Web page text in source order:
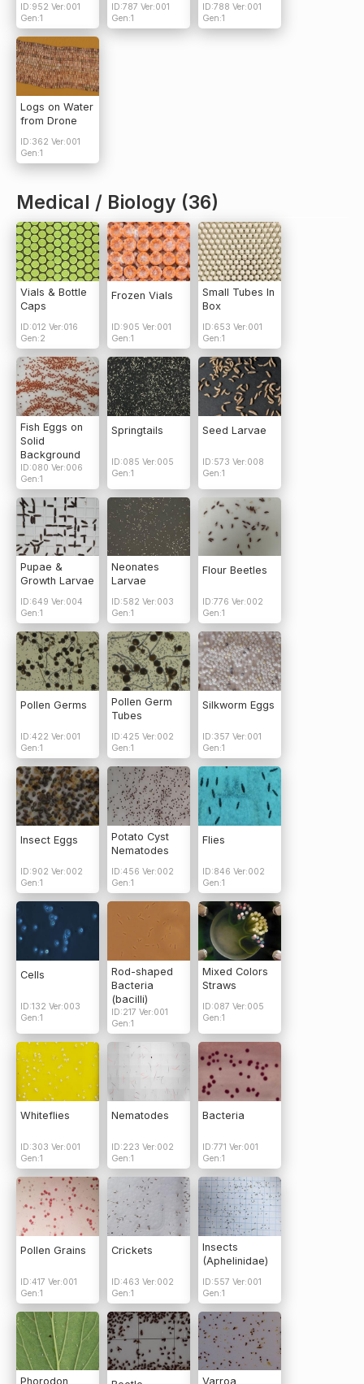
ID:952 Ver:001
Gen:1
ID:787 Ver:001
Gen:1
ID:788 Ver:001
Gen:1
Logs on Water
from Drone
ID:362 Ver:001
Gen:1
Medical / Biology (36)
Vials & Bottle
Caps
ID:012 Ver:016
Gen:2
Frozen Vials
ID:905 Ver:001
Gen:1
Small Tubes In
Box
ID:653 Ver:001
Gen:1
Fish Eggs on
Solid
Background
ID:080 Ver:006
Gen:1
Springtails
ID:085 Ver:005
Gen:1
Seed Larvae
ID:573 Ver:008
Gen:1
Pupae &
Growth Larvae
ID:649 Ver:004
Gen:1
Neonates
Larvae
ID:582 Ver:003
Gen:1
Flour Beetles
ID:776 Ver:002
Gen:1
Pollen Germs
ID:422 Ver:001
Gen:1
Pollen Germ
Tubes
ID:425 Ver:002
Gen:1
Silkworm Eggs
ID:357 Ver:001
Gen:1
Insect Eggs
ID:902 Ver:002
Gen:1
Potato Cyst
Nematodes
ID:456 Ver:002
Gen:1
Flies
ID:846 Ver:002
Gen:1
Cells
ID:132 Ver:003
Gen:1
Rod-shaped
Bacteria
(bacilli)
ID:217 Ver:001
Gen:1
Mixed Colors
Straws
ID:087 Ver:005
Gen:1
Whiteflies
ID:303 Ver:001
Gen:1
Nematodes
ID:223 Ver:002
Gen:1
Bacteria
ID:771 Ver:001
Gen:1
Pollen Grains
ID:417 Ver:001
Gen:1
Crickets
ID:463 Ver:002
Gen:1
Insects
(Aphelinidae)
ID:557 Ver:001
Gen:1
Phorodon Varroa